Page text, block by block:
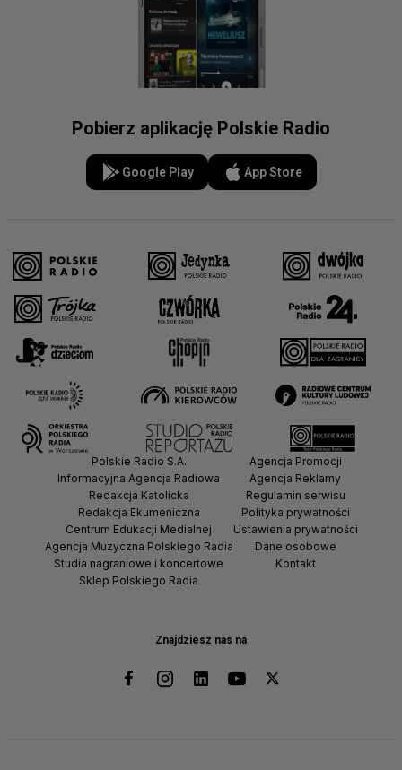
Pobierz aplikację Polskie Radio
Google Play App Store
Znajdziesz nas na
Polskie Radio S.A.
Informacyjna Agencja Radiowa
Redakcja Katolicka
Redakcja Ekumeniczna
Centrum Edukacji Medialnej
Agencja Muzyczna Polskiego Radia
Studia nagraniowe i koncertowe
Sklep Polskiego Radia
Agencja Promocji
Agencja Reklamy
Regulamin serwisu
Polityka prywatności
Ustawienia prywatności
Dane osobowe
Kontakt